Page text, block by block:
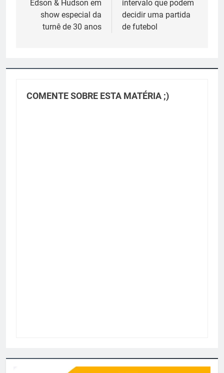
Edson & Hudson em
show especial da
turnê de 30 anos
intervalo que podem
decidir uma partida
de futebol
COMENTE SOBRE ESTA MATÉRIA ;)